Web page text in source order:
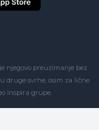
njegovo preuzimanje bez
druge svrhe, osim za lične
Inspira grupe.